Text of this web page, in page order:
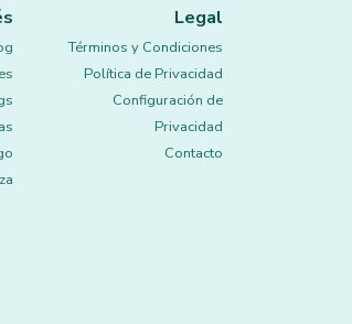
Legal
Términos y Condiciones
Política de Privacidad
Configuración de
Privacidad
Contacto